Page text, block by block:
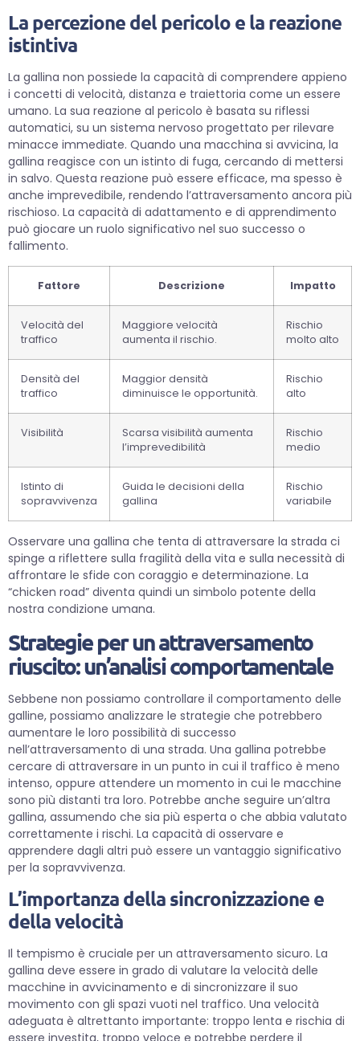
La percezione del pericolo e la reazione
istintiva
La gallina non possiede la capacità di comprendere appieno
i concetti di velocità, distanza e traiettoria come un essere
umano. La sua reazione al pericolo è basata su riflessi
automatici, su un sistema nervoso progettato per rilevare
minacce immediate. Quando una macchina si avvicina, la
gallina reagisce con un istinto di fuga, cercando di mettersi
in salvo. Questa reazione può essere efficace, ma spesso è
anche imprevedibile, rendendo l’attraversamento ancora più
rischioso. La capacità di adattamento e di apprendimento
può giocare un ruolo significativo nel suo successo o
fallimento.
Fattore Descrizione Impatto
Velocità del
traffico
Maggiore velocità
aumenta il rischio.
Rischio
molto alto
Densità del
traffico
Maggior densità
diminuisce le opportunità.
Rischio
alto
Visibilità
Scarsa visibilità aumenta
l’imprevedibilità
Rischio
medio
Istinto di
sopravvivenza
Guida le decisioni della
gallina
Rischio
variabile
Osservare una gallina che tenta di attraversare la strada ci
spinge a riflettere sulla fragilità della vita e sulla necessità di
affrontare le sfide con coraggio e determinazione. La
“chicken road” diventa quindi un simbolo potente della
nostra condizione umana.
Strategie per un attraversamento
riuscito: un’analisi comportamentale
Sebbene non possiamo controllare il comportamento delle
galline, possiamo analizzare le strategie che potrebbero
aumentare le loro possibilità di successo
nell’attraversamento di una strada. Una gallina potrebbe
cercare di attraversare in un punto in cui il traffico è meno
intenso, oppure attendere un momento in cui le macchine
sono più distanti tra loro. Potrebbe anche seguire un’altra
gallina, assumendo che sia più esperta o che abbia valutato
correttamente i rischi. La capacità di osservare e
apprendere dagli altri può essere un vantaggio significativo
per la sopravvivenza.
L’importanza della sincronizzazione e
della velocità
Il tempismo è cruciale per un attraversamento sicuro. La
gallina deve essere in grado di valutare la velocità delle
macchine in avvicinamento e di sincronizzare il suo
movimento con gli spazi vuoti nel traffico. Una velocità
adeguata è altrettanto importante: troppo lenta e rischia di